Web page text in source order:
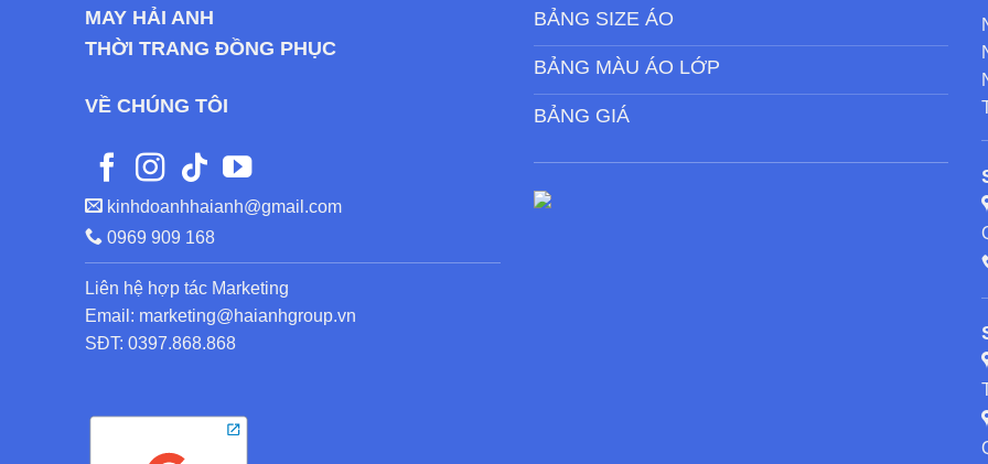
MAY HẢI ANH
THỜI TRANG ĐỒNG PHỤC
VỀ CHÚNG TÔI
kinhdoanhhaianh@gmail.com
0969 909 168
Liên hệ hợp tác Marketing
Email: marketing@haianhgroup.vn
SĐT: 0397.868.868
BẢNG SIZE ÁO
BẢNG MÀU ÁO LỚP
BẢNG GIÁ